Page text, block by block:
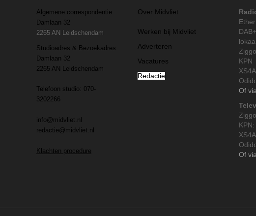
Algemene correspondentie
Damlaan 32
2265 AN Leidschendam
Studioadres & Bezoekadres
Damlaan 32
2265 AN Leidschendam
Telefoon studio: 070-
3202266
info@midvliet.nl
redactie@midvliet.nl
Klachten procedure
Over Midvliet
Werken bij Midvliet
Adverteren
Vacatures
Redactie
KPN
Of
Of